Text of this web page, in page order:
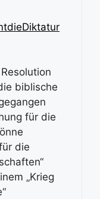
biblische
für die
die
„Krieg